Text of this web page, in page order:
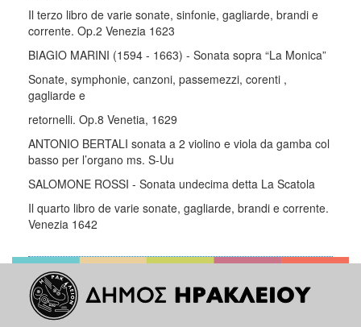
Il terzo libro de varie sonate, sinfonie, gagliarde, brandi e
corrente. Op.2 Venezia 1623
BIAGIO MARINI (1594 - 1663) - Sonata sopra “La Monica”
Sonate, symphonie, canzoni, passemezzi, corenti ,
gagliarde e
retornelli. Op.8 Venetia, 1629
ANTONIO BERTALI sonata a 2 violino e viola da gamba col
basso per l’organo ms. S-Uu
SALOMONE ROSSI - Sonata undecima detta La Scatola
Il quarto libro de varie sonate, gagliarde, brandi e corrente.
Venezia 1642